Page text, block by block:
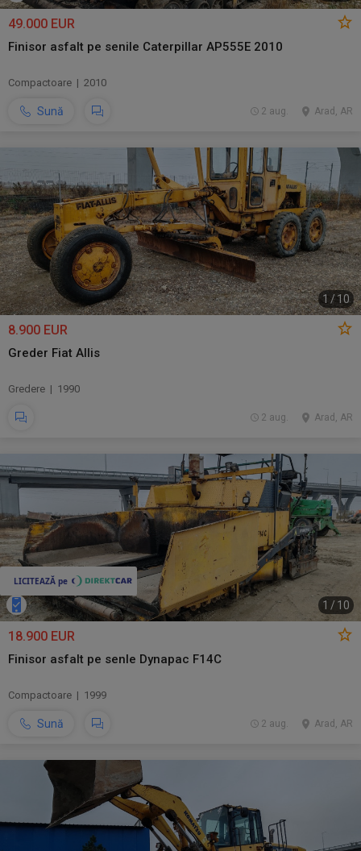
49.000 EUR
Finisor asfalt pe senile Caterpillar AP555E 2010
Compactoare | 2010
Sună Arad, AR
2 aug.
1 /10
8.900 EUR
Greder Fiat Allis
Gredere | 1990
Arad, AR
2 aug.
1 / 10
18.900 EUR
Finisor asfalt pe senle Dynapac F14C
Compactoare | 1999
Sună Arad, AR
2 aug.